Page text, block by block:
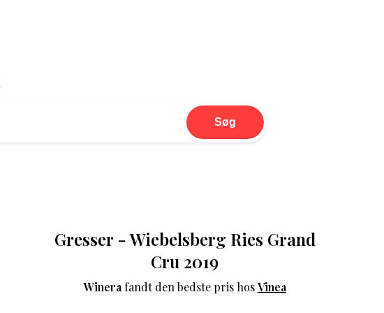
Søg
Gresser - Wiebelsberg Ries Grand
Cru 2019
Winerafandt den bedste pris hosVinea